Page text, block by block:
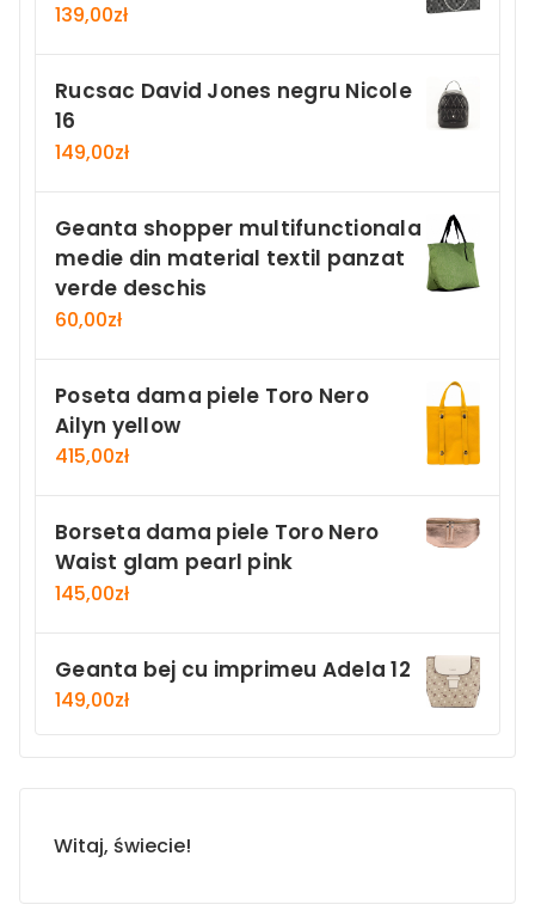
139,00zł
Rucsac David Jones negru Nicole
16
149,00zł
Geanta shopper multifunctionala
medie din material textil panzat
verde deschis
60,00zł
Poseta dama piele Toro Nero
Ailyn yellow
415,00zł
Borseta dama piele Toro Nero
Waist glam pearl pink
145,00zł
Geanta bej cu imprimeu Adela 12
149,00zł
Witaj, świecie!